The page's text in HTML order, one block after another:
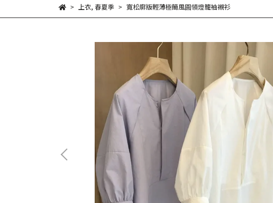
上衣, 春夏季 寬松廓版輕薄極簡風圓領燈籠袖襯衫